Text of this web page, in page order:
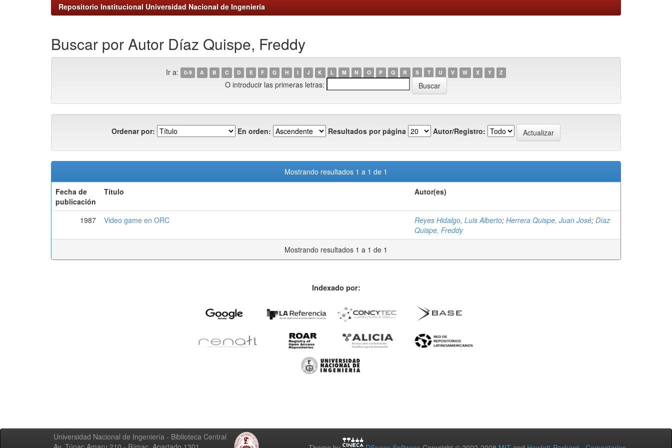
Repositorio Institucional Universidad Nacional de Ingeniería
Buscar por Autor Díaz Quispe, Freddy
Ir a: 0-9 A B C D E F G H I J K L M N O P Q R S T U V W X Y Z
O introducir las primeras letras:
Ordenar por: En orden: Resultados por página Autor/Registro:
Mostrando resultados 1 a 1 de 1
Fecha de
publicación
Título Autor(es)
1987 Video game en ORC Reyes Hidalgo, Luis Alberto; Herrera Quispe, Juan José; Díaz
Quispe, Freddy
Mostrando resultados 1 a 1 de 1
Indexado por:
Universidad Nacional de Ingeniería - Biblioteca Central